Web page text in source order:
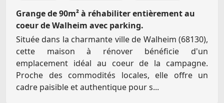
Grange de 90m² à réhabiliter entièrement au
coeur de Walheim avec parking.
Située dans la charmante ville de Walheim (68130),
cette maison à rénover bénéficie d'un
emplacement idéal au coeur de la campagne.
Proche des commodités locales, elle offre un
cadre paisible et authentique pour s...